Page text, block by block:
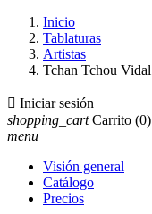
Inicio
Tablaturas
Artistas
Tchan Tchou Vidal
 Iniciar sesión
shopping_cart Carrito (0)
menu
Visión general
Catálogo
Precios